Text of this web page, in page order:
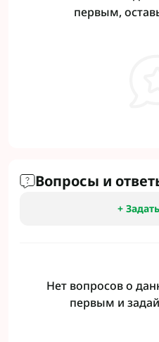
первым,
Вопросы и
+
Нет вопросов о
первым и